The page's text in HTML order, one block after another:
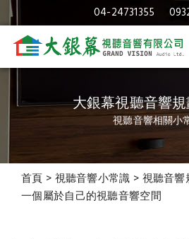
04-24731355
大銀幕視聽音響
視聽音響相關小
首頁 > 視聽音響小常識 > 視聽音
一個屬於自己的視聽音響空間